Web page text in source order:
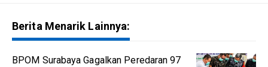
Berita Menarik Lainnya:
BPOM Surabaya Gagalkan Peredaran 97